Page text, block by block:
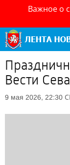
Важное о
Вести
9 мая 2026, 22:30